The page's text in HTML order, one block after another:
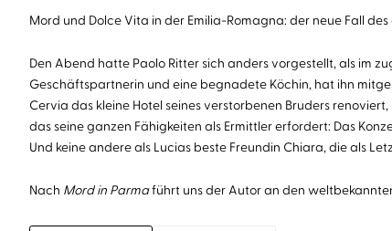
Mord und Dolce Vita in der Emilia-Romagna: der neue Fall
Den Abend hatte Paolo Ritter sich anders vorgestellt, als im
Geschäftspartnerin und eine begnadete Köchin, hat ihn
Cervia das kleine Hotel seines verstorbenen Bruders
das seine ganzen Fähigkeiten als Ermittler erfordert: Das
Und keine andere als Lucias beste Freundin Chiara, die als
Nach Mord in Parmaführt uns der Autor an den